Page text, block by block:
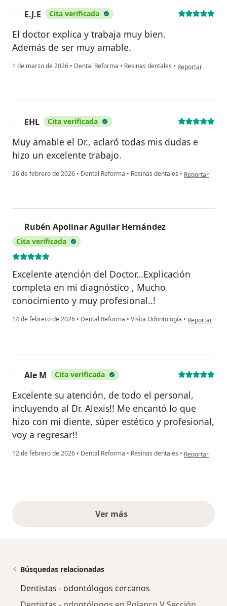
E.J.E Cita verificada
El doctor explica y trabaja muy bien.
Además de ser muy amable.
1 de marzo de 2026 • Dental Reforma • Resinas dentales • en opinión del
Reportar
EHL Cita verificada
Muy amable el Dr., aclaró todas mis dudas e
hizo un excelente trabajo.
26 de febrero de 2026 • Dental Reforma • Resinas dentales • en opinión del
Reportar
Rubén Apolinar Aguilar Hernández
Cita verificada
Excelente atención del Doctor…Explicación
completa en mi diagnóstico , Mucho
conocimiento y muy profesional..!
14 de febrero de 2026 • Dental Reforma • Visita Odontología • en opinión
Reportar
Ale M Cita verificada
Excelente su atención, de todo el personal,
incluyendo al Dr. Alexis!! Me encantó lo que
hizo con mi diente, súper estético y profesional,
voy a regresar!!
12 de febrero de 2026 • Dental Reforma • Resinas dentales • en opinión del
Reportar
Ver másopiniones anteriores
Búsquedas relacionadas
Dentistas - odontólogos cercanos